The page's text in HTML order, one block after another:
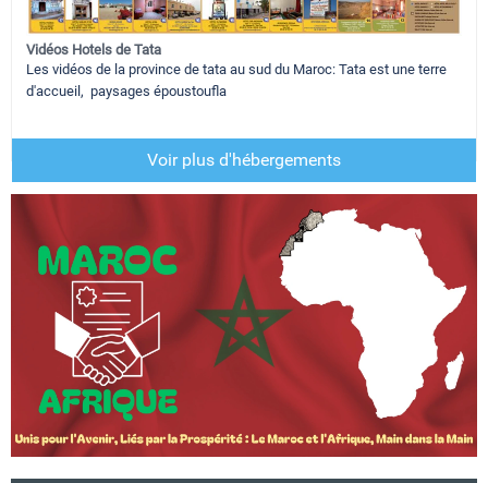
Vidéos Hotels de Tata
Les vidéos de la province de tata au sud du Maroc: Tata est une terre
d'accueil, paysages époustoufla
Voir plus d'hébergements